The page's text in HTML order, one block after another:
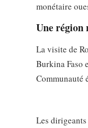
monétaire
Une région
La visite de
Burkina Faso
Communauté
Les